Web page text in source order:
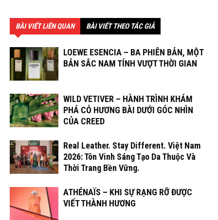
BÀI VIẾT LIÊN QUAN BÀI VIẾT THEO TÁC GIẢ
LOEWE ESENCIA – BA PHIÊN BẢN, MỘT
BẢN SẮC NAM TÍNH VƯỢT THỜI GIAN
WILD VETIVER – HÀNH TRÌNH KHÁM
PHÁ CỎ HƯƠNG BÀI DƯỚI GÓC NHÌN
CỦA CREED
Real Leather. Stay Different. Việt Nam
2026: Tôn Vinh Sáng Tạo Da Thuộc Và
Thời Trang Bền Vững.
ATHÉNAÏS – KHI SỰ RẠNG RỠ ĐƯỢC
VIẾT THÀNH HƯƠNG